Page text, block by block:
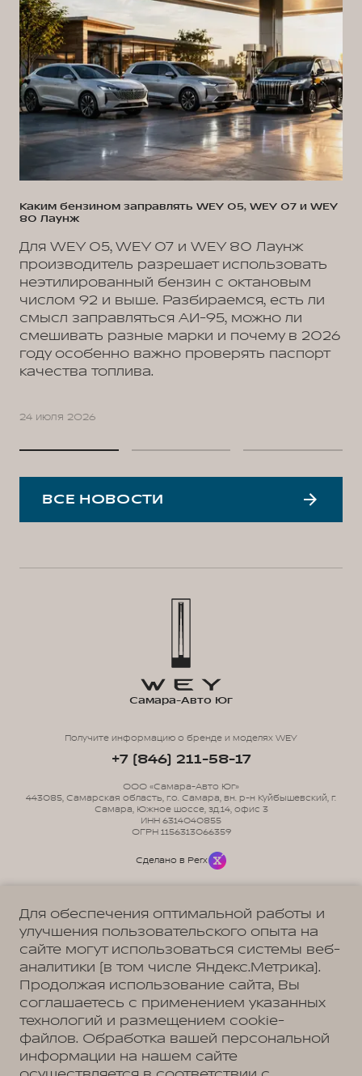
Каким бензином заправлять WEY 05, WEY 07 и WEY
80 Лаунж
Для WEY 05, WEY 07 и WEY 80 Лаунж
производитель разрешает использовать
неэтилированный бензин с октановым
числом 92 и выше. Разбираемся, есть ли
смысл заправляться АИ-95, можно ли
смешивать разные марки и почему в 2026
году особенно важно проверять паспорт
качества топлива.
24 июля 2026
ВСЕ НОВОСТИ
Политика обработки персональных данных
Согласие на коммуникацию
Согласие на предоставление персональных данных третьим лицам
Согласие на обработку ПД
Самара-Авто Юг
Получите информацию о бренде и моделях WEY
+7 (846) 211-58-17
ООО «Самара-Авто Юг»
443085, Самарская область, г.о. Самара, вн. р-н Куйбышевский, г.
Самара, Южное шоссе, зд.14, офис 3
ИНН 6314040855
ОГРН 1156313066359
Сделано в Perx
Адрес
Для обеспечения оптимальной работы и
улучшения пользовательского опыта на
сайте могут использоваться системы веб-
аналитики (в том числе Яндекс.Метрика).
Продолжая использование сайта, Вы
соглашаетесь с применением указанных
технологий и размещением cookie-
файлов. Обработка вашей персональной
информации на нашем сайте